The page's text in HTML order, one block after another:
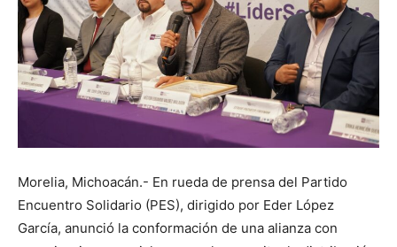
Morelia, Michoacán.- En rueda de prensa del Partido
Encuentro Solidario (PES), dirigido por Eder López
García, anunció la conformación de una alianza con